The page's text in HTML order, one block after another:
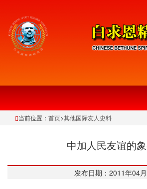
当前位置： 首页>其他国际友人史料
中加人民友谊的
发布日期：2011年04